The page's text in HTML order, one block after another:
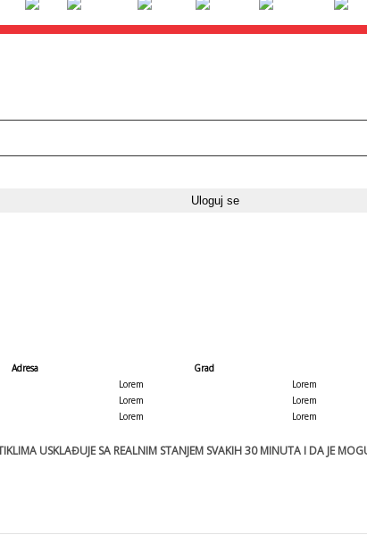
Adresa Grad
Lorem
Lorem
Lorem
Lorem
Lorem Lorem
USKLAĐUJE SA REALNIM STANJEM SVAKIH 30 MINUTA I DA JE